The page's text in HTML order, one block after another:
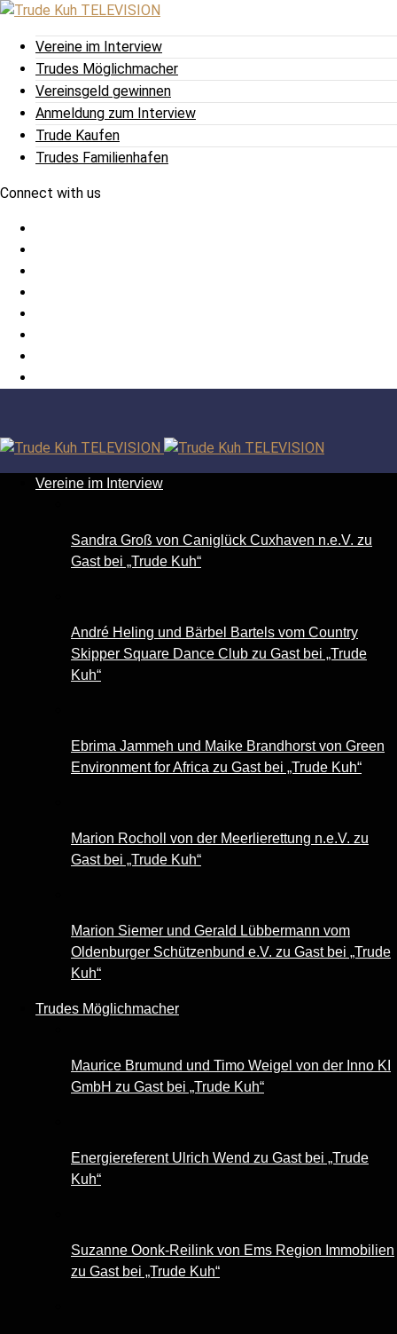
Vereine im Interview
Trudes Möglichmacher
Vereinsgeld gewinnen
Anmeldung zum Interview
Trude Kaufen
Trudes Familienhafen
Connect with us
Vereine im Interview
Sandra Groß von Caniglück Cuxhaven n.e.V. zu
Gast bei „Trude Kuh“
André Heling und Bärbel Bartels vom Country
Skipper Square Dance Club zu Gast bei „Trude
Kuh“
Ebrima Jammeh und Maike Brandhorst von Green
Environment for Africa zu Gast bei „Trude Kuh“
Marion Rocholl von der Meerlierettung n.e.V. zu
Gast bei „Trude Kuh“
Marion Siemer und Gerald Lübbermann vom
Oldenburger Schützenbund e.V. zu Gast bei „Trude
Kuh“
Trudes Möglichmacher
Maurice Brumund und Timo Weigel von der Inno KI
GmbH zu Gast bei „Trude Kuh“
Energiereferent Ulrich Wend zu Gast bei „Trude
Kuh“
Suzanne Oonk-Reilink von Ems Region Immobilien
zu Gast bei „Trude Kuh“